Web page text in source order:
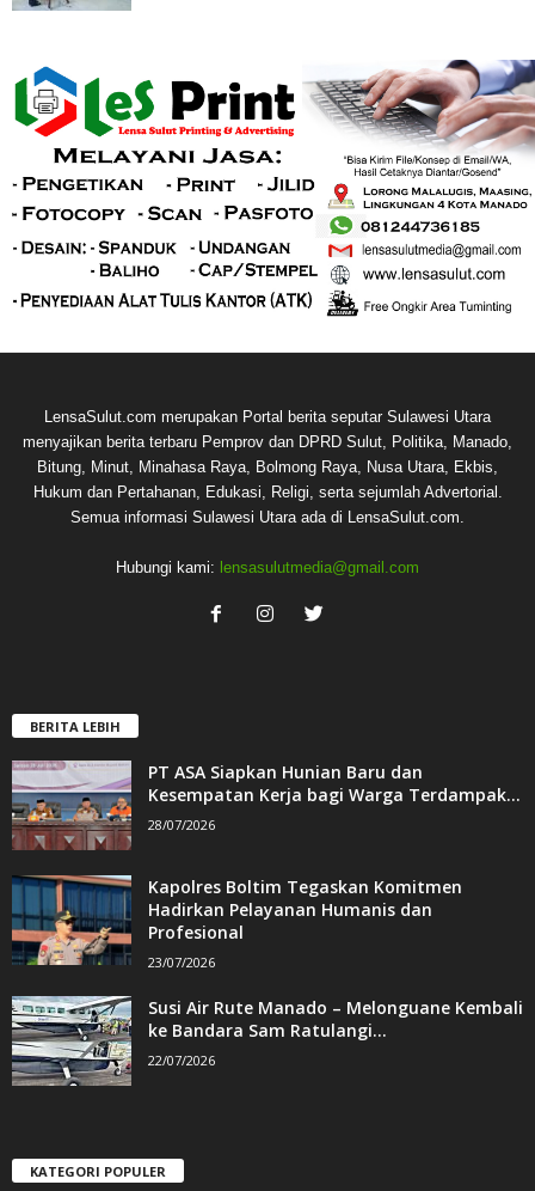
LensaSulut.com merupakan Portal berita seputar Sulawesi Utara
menyajikan berita terbaru Pemprov dan DPRD Sulut, Politika, Manado,
Bitung, Minut, Minahasa Raya, Bolmong Raya, Nusa Utara, Ekbis,
Hukum dan Pertahanan, Edukasi, Religi, serta sejumlah Advertorial.
Semua informasi Sulawesi Utara ada di LensaSulut.com.
Hubungi kami: lensasulutmedia@gmail.com
BERITA LEBIH
PT ASA Siapkan Hunian Baru dan
Kesempatan Kerja bagi Warga Terdampak...
28/07/2026
Kapolres Boltim Tegaskan Komitmen
Hadirkan Pelayanan Humanis dan
Profesional
23/07/2026
Susi Air Rute Manado – Melonguane Kembali
ke Bandara Sam Ratulangi...
22/07/2026
KATEGORI POPULER